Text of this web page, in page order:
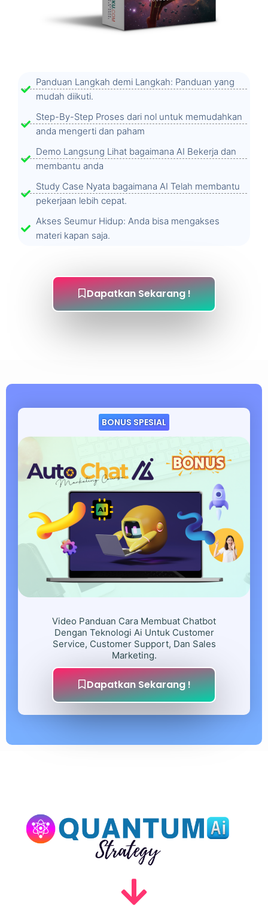
Panduan Langkah demi Langkah: Panduan yang
mudah diikuti.
Step-By-Step Proses dari nol untuk memudahkan
anda mengerti dan paham
Demo Langsung Lihat bagaimana AI Bekerja dan
membantu anda
Study Case Nyata bagaimana AI Telah membantu
pekerjaan lebih cepat.
Akses Seumur Hidup: Anda bisa mengakses
materi kapan saja.
Dapatkan Sekarang !
BONUS SPESIAL
Video Panduan Cara Membuat Chatbot
Dengan Teknologi Ai Untuk Customer
Service, Customer Support, Dan Sales
Marketing.
Dapatkan Sekarang !